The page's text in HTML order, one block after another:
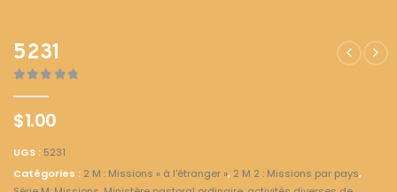
5231
$1.00
UGS : 5231
Catégories : 2 M : Missions « à l'étranger », 2 M 2 : Missions par pays,